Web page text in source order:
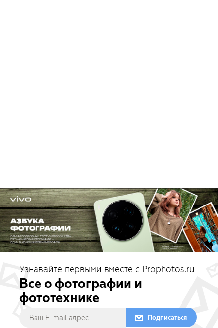
Узнавайте первыми вместе с Prophotos.ru
Все о фотографии и
фототехнике
Подписаться